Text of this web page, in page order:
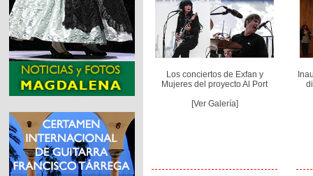
Los conciertos de Exfan y
Mujeres del proyecto Al Port
[Ver Galería]